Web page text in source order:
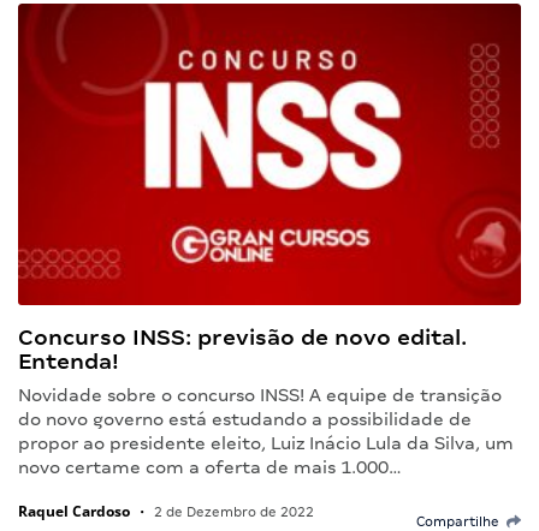
Concurso INSS: previsão de novo edital.
Entenda!
Novidade sobre o concurso INSS! A equipe de transição
do novo governo está estudando a possibilidade de
propor ao presidente eleito, Luiz Inácio Lula da Silva, um
novo certame com a oferta de mais 1.000…
Raquel Cardoso • 2 de Dezembro de 2022
Compartilhe